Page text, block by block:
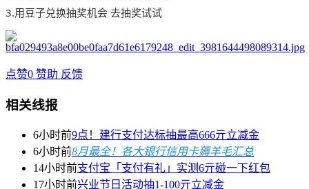
3.用豆子兑换抽奖机会 去抽奖试试
点赞0 赞助 反馈
相关线报
6小时前9点！建行支付达标抽最高666亓立减金
6小时前8月最全！各大银行信用卡薅羊毛汇总
14小时前支付宝「支付有礼」实测6亓碰一下红包
17小时前兴业节日活动抽1-100亓立减金